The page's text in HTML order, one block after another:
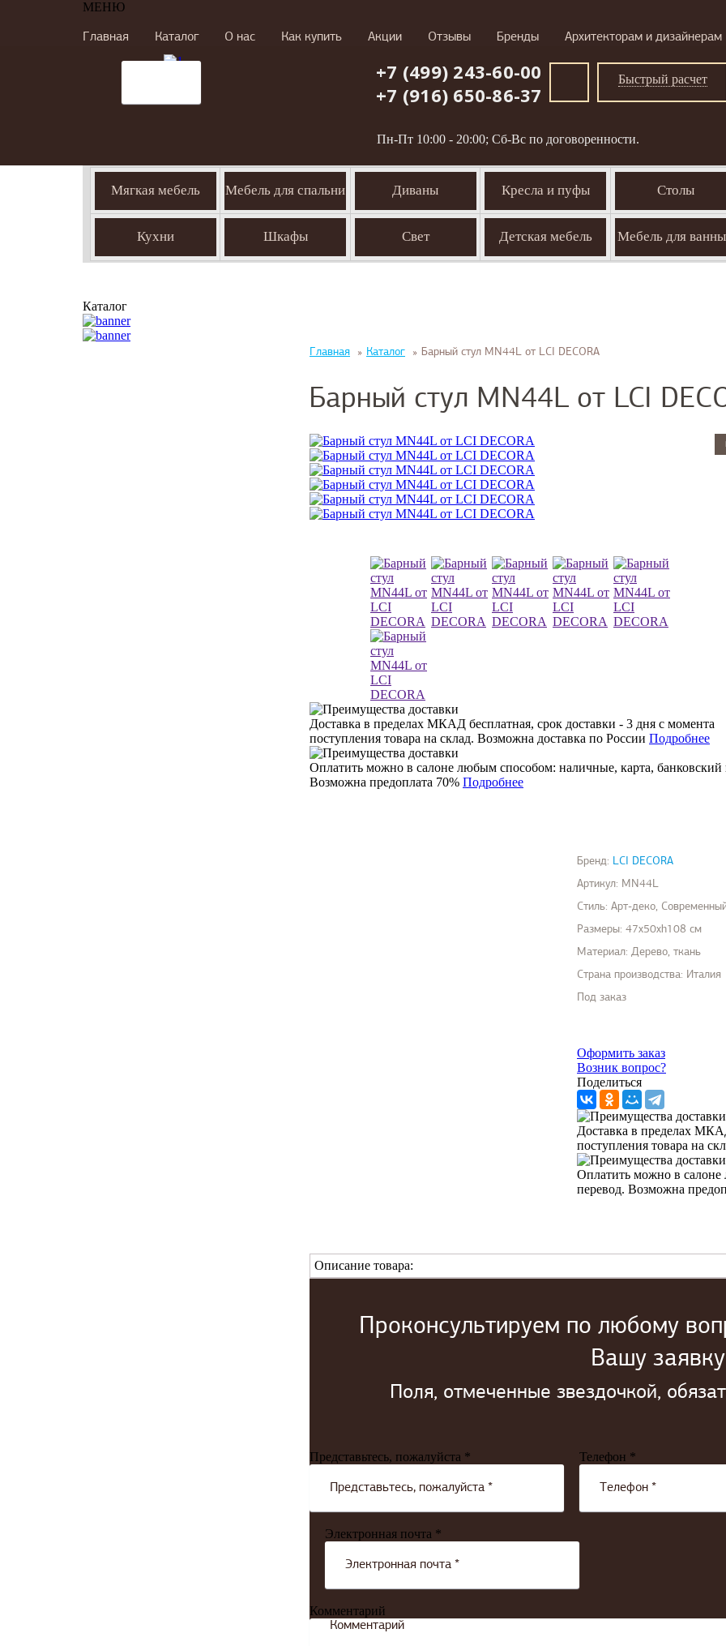
МЕНЮ
Главная Каталог О нас Как купить Акции Отзывы Бренды Архитекторам и дизайнерам
Пн-Пт 10:00 - 20:00; Сб-Вс по договоренности.
+7 (499) 243-60-00
+7 (916) 650-86-37
Быстрый расчет
Мягкая мебель Мебель для спальни Диваны Кресла и пуфы Столы
Кухни Шкафы Свет Детская мебель Мебель для
Каталог
Главная » Каталог » Барный стул MN44L от LCI DECORA
Барный стул MN44L от LCI
Доставка в пределах МКАД бесплатная, срок доставки - 3 дня с момента
поступления товара на склад. Возможна доставка по России Подробнее
Оплатить можно в салоне любым способом: наличные, карта, банковский
Возможна предоплата 70% Подробнее
Бренд: LCI DECORA
Артикул: MN44L
Стиль: Арт-деко,
Размеры: 47x50xh108 см
Материал: Дерево, ткань
Страна производства: Италия
Под заказ
Оформить заказ
Возник вопрос?
Поделиться
Доставка в пределах
поступления товара на
Оплатить можно в
перевод. Возможна
Описание товара:
Проконсультируем по любому
Вашу заявку
Поля, отмеченные звездочкой,
Представьтесь, пожалуйста * Телефон *
Электронная почта *
Комментарий